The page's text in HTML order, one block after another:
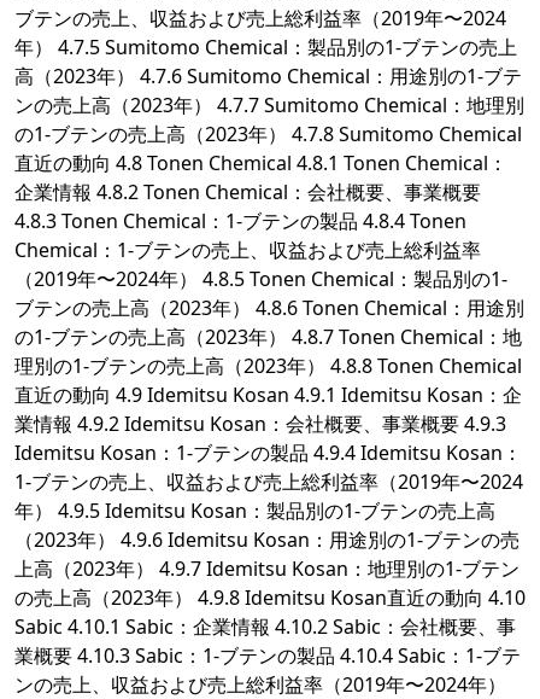
ブテンの売上、収益および売上総利益率（2019年〜2024
年） 4.7.5 Sumitomo Chemical：製品別の1-ブテンの売上
高（2023年） 4.7.6 Sumitomo Chemical：用途別の1-ブテ
ンの売上高（2023年） 4.7.7 Sumitomo Chemical：地理別
の1-ブテンの売上高（2023年） 4.7.8 Sumitomo Chemical
直近の動向 4.8 Tonen Chemical 4.8.1 Tonen Chemical：
企業情報 4.8.2 Tonen Chemical：会社概要、事業概要
4.8.3 Tonen Chemical：1-ブテンの製品 4.8.4 Tonen
Chemical：1-ブテンの売上、収益および売上総利益率
（2019年〜2024年） 4.8.5 Tonen Chemical：製品別の1-
ブテンの売上高（2023年） 4.8.6 Tonen Chemical：用途別
の1-ブテンの売上高（2023年） 4.8.7 Tonen Chemical：地
理別の1-ブテンの売上高（2023年） 4.8.8 Tonen Chemical
直近の動向 4.9 Idemitsu Kosan 4.9.1 Idemitsu Kosan：企
業情報 4.9.2 Idemitsu Kosan：会社概要、事業概要 4.9.3
Idemitsu Kosan：1-ブテンの製品 4.9.4 Idemitsu Kosan：
1-ブテンの売上、収益および売上総利益率（2019年〜2024
年） 4.9.5 Idemitsu Kosan：製品別の1-ブテンの売上高
（2023年） 4.9.6 Idemitsu Kosan：用途別の1-ブテンの売
上高（2023年） 4.9.7 Idemitsu Kosan：地理別の1-ブテン
の売上高（2023年） 4.9.8 Idemitsu Kosan直近の動向 4.10
Sabic 4.10.1 Sabic：企業情報 4.10.2 Sabic：会社概要、事
業概要 4.10.3 Sabic：1-ブテンの製品 4.10.4 Sabic：1-ブテ
ンの売上、収益および売上総利益率（2019年〜2024年）